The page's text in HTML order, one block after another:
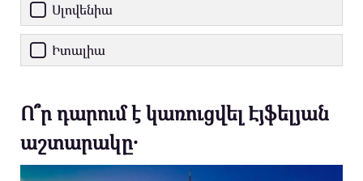
Սլովենիա
Իտալիա
Ո՞ր դարում է կառուցվել Էյֆելյան
աշտարակը․